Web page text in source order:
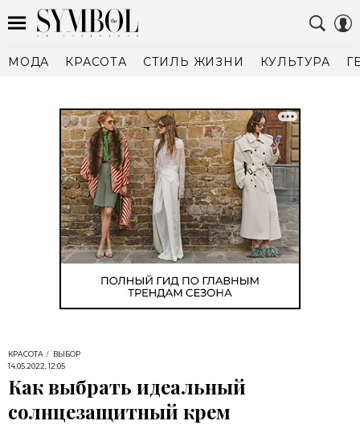
МОДА КРАСОТА СТИЛЬ ЖИЗНИ КУЛЬТУРА
КРАСОТА
ВЫБОР
14.05.2022, 12:05
Как выбрать идеальный
солнцезащитный крем